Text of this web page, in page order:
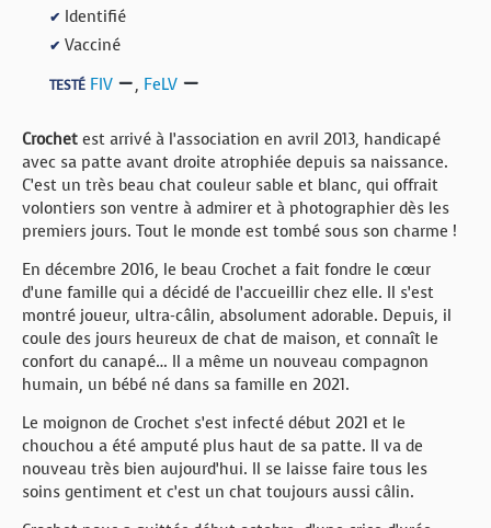
✔ Identifié
✔ Vacciné
TESTÉ FIV , FeLV
Crochet est arrivé à l’association en avril 2013, handicapé
avec sa patte avant droite atrophiée depuis sa naissance.
C’est un très beau chat couleur sable et blanc, qui offrait
volontiers son ventre à admirer et à photographier dès les
premiers jours. Tout le monde est tombé sous son charme !
En décembre 2016, le beau Crochet a fait fondre le cœur
d’une famille qui a décidé de l’accueillir chez elle. Il s’est
montré joueur, ultra-câlin, absolument adorable. Depuis, il
coule des jours heureux de chat de maison, et connaît le
confort du canapé… Il a même un nouveau compagnon
humain, un bébé né dans sa famille en 2021.
Le moignon de Crochet s’est infecté début 2021 et le
chouchou a été amputé plus haut de sa patte. Il va de
nouveau très bien aujourd’hui. Il se laisse faire tous les
soins gentiment et c’est un chat toujours aussi câlin.